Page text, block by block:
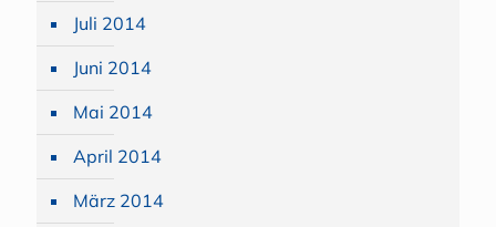
Juli 2014
Juni 2014
Mai 2014
April 2014
März 2014